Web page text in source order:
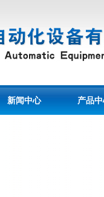
新闻中心 产品